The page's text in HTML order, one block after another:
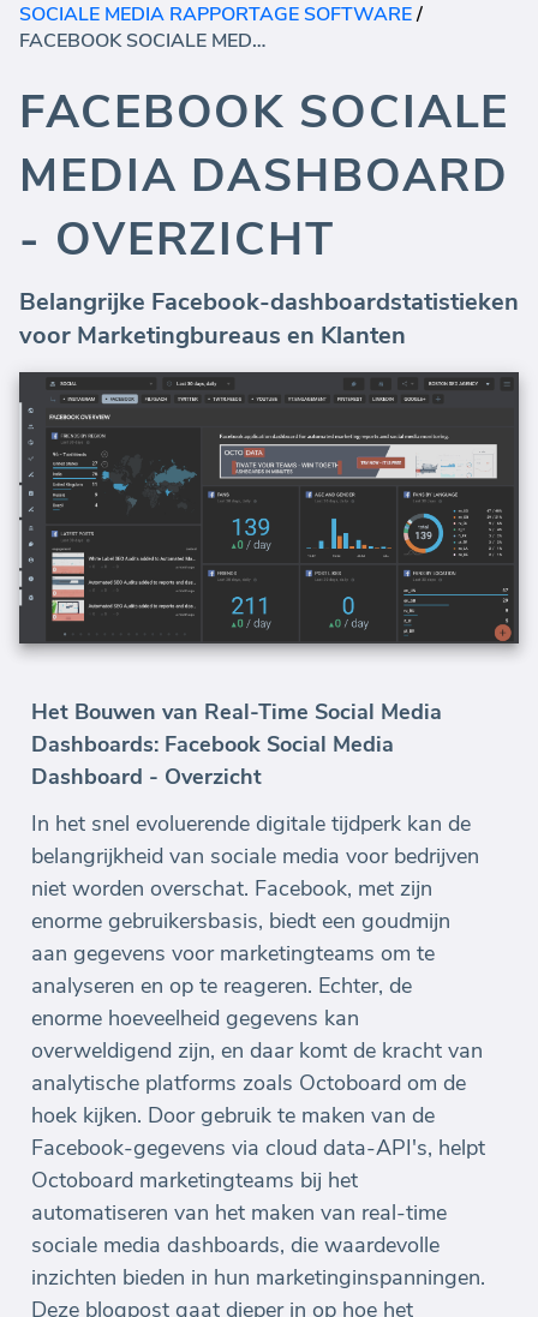
SOCIALE MEDIA RAPPORTAGE SOFTWARE/
FACEBOOK SOCIALE MEDIA DASHBOARD - OVERZICHT
FACEBOOK SOCIALE
MEDIA DASHBOARD
- OVERZICHT
Belangrijke Facebook-dashboardstatistieken
voor Marketingbureaus en Klanten
Het Bouwen van Real-Time Social Media
Dashboards: Facebook Social Media
Dashboard - Overzicht
In het snel evoluerende digitale tijdperk kan de
belangrijkheid van sociale media voor bedrijven
niet worden overschat. Facebook, met zijn
enorme gebruikersbasis, biedt een goudmijn
aan gegevens voor marketingteams om te
analyseren en op te reageren. Echter, de
enorme hoeveelheid gegevens kan
overweldigend zijn, en daar komt de kracht van
analytische platforms zoals Octoboard om de
hoek kijken. Door gebruik te maken van de
Facebook-gegevens via cloud data-API's, helpt
Octoboard marketingteams bij het
automatiseren van het maken van real-time
sociale media dashboards, die waardevolle
inzichten bieden in hun marketinginspanningen.
Deze blogpost gaat dieper in op hoe het